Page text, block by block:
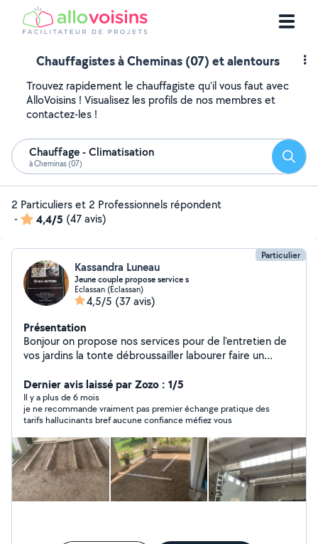
Chauffagistes à Cheminas (07) et alentours
Trouvez rapidement le chauffagiste qu'il vous faut avec
AlloVoisins ! Visualisez les profils de nos membres et
contactez-les !
Chauffage - Climatisation
à Cheminas (07)
2 Particuliers et 2 Professionnels répondent
-
4,4/5 (47 avis)
Particulier
Kassandra Luneau
Jeune couple propose service s
Eclassan (Eclassan)
4,5/5 (37 avis)
Présentation
Bonjour on propose nos services pour de l'entretien de
vos jardins la tonte débroussailler labourer faire un
mécanique automobile mon conjoint ayant de
l'expérience là-dedans il a travaillé 6 ans dans un garage
On propose aussi nos services pour de la petite
maçonnerie il est diplômé de son cap maçonnerie pour
du petit bricolage aussi Et moi en tant que aide à
domicile de métier je propose mes services pour du
nettoyage repassage je peux m'occuper des personnes
âgées je suis qualifié là-dedans Et je propose aussi mes
services pour de la garde d'enfant j'ai moi-même deux
Dernier avis laissé par Zozo : 1/5
Il y a plus de 6 mois
je ne recommande vraiment pas premier échange pratique des
tarifs hallucinants bref aucune confiance méfiez vous